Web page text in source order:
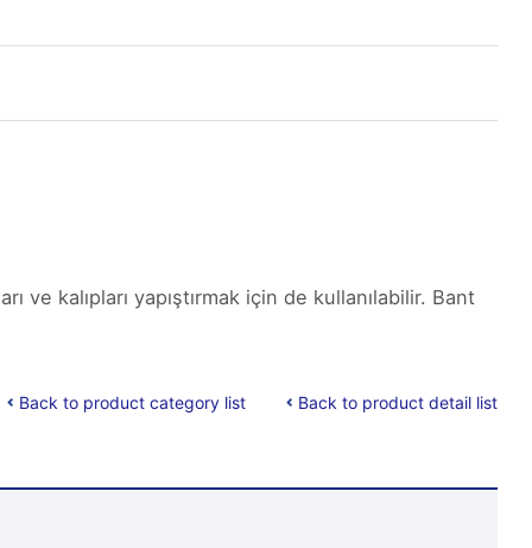
kalıpları yapıştırmak için de kullanılabilir. Bant
Back to product category list Back to product detail list